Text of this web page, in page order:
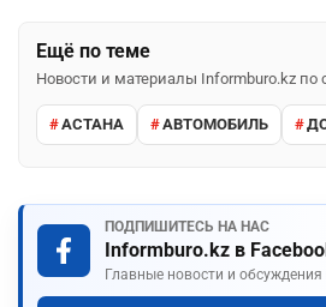
Ещё по теме
Новости и материалы Informburo.kz
АСТАНА АВТОМОБИЛЬ
ПОДПИШИТЕСЬ НА НАС
Informburo.kz в
Главные новости и